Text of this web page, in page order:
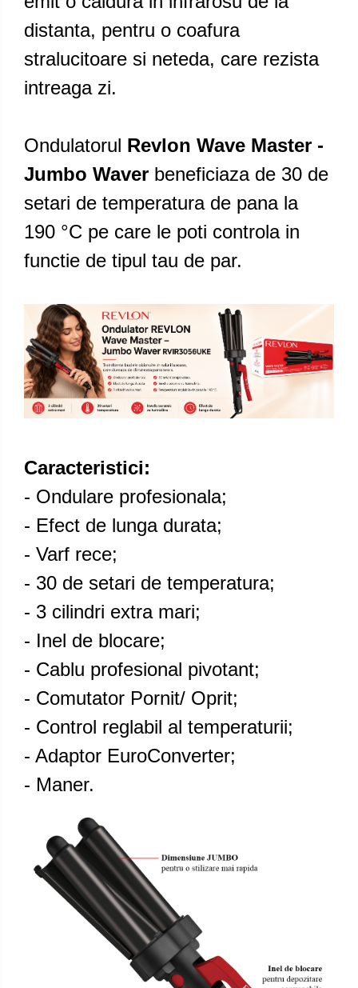
distanta, pentru o coafura
stralucitoare si neteda, care rezista
intreaga zi.
Ondulatorul Revlon Wave Master -
Jumbo Waver beneficiaza de 30 de
setari de temperatura de pana la
190 °C pe care le poti controla in
functie de tipul tau de par.
Caracteristici:
- Ondulare profesionala;
- Efect de lunga durata;
- Varf rece;
- 30 de setari de temperatura;
- 3 cilindri extra mari;
- Inel de blocare;
- Cablu profesional pivotant;
- Comutator Pornit/ Oprit;
- Control reglabil al temperaturii;
- Adaptor EuroConverter;
- Maner.